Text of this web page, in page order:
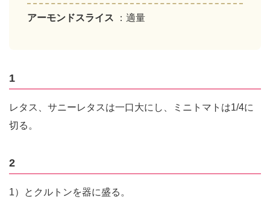
アーモンドスライス ：適量
1
レタス、サニーレタスは一口大にし、ミニトマトは1/4に
切る。
2
1）とクルトンを器に盛る。